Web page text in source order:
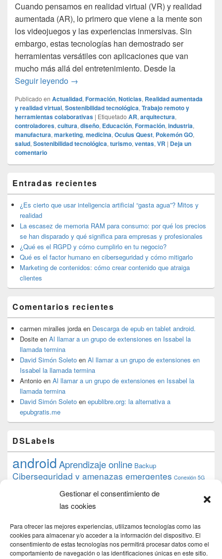
Gestionar el consentimiento de
las cookies
Para ofrecer las mejores experiencias, utilizamos tecnologías como las
cookies para almacenar y/o acceder a la información del dispositivo. El
consentimiento de estas tecnologías nos permitirá procesar datos como el
comportamiento de navegación o las identificaciones únicas en este sitio.
Cuando pensamos en realidad virtual (VR) y realidad
aumentada (AR), lo primero que viene a la mente son
los videojuegos y las experiencias inmersivas. Sin
embargo, estas tecnologías han demostrado ser
herramientas versátiles con aplicaciones que van
mucho más allá del entretenimiento. Desde la
Seguir leyendo Realidad virtual y aumentada:
→
Publicado en Actualidad, Formación, Noticias, Realidad aumentada
y realidad virtual, Sostenibilidad tecnológica, Trabajo remoto y
herramientas colaborativas | Etiquetado AR, arquitectura,
controladores, cultura, diseño, Educación, Formación, industria,
manufactura, marketing, medicina, Oculus Quest, Pokemón GO,
salud, Sostenibilidad tecnológica, turismo, ventas, VR | Deja un
comentario
área
de
widget
barra
lateral
primaria
Entradas recientes
¿Es cierto que usar inteligencia artificial “gasta agua”? Mitos y
realidad
La escasez de memoria RAM para consumo: por qué los precios
se han disparado y qué significa para empresas y profesionales
¿Qué es el RGPD y cómo cumplirlo en tu negocio?
Qué es el factor humano en ciberseguridad y cómo mitigarlo
Marketing de contenidos: cómo crear contenido que atraiga
clientes
Comentarios recientes
carmen miralles jorda en Descarga de epub en tablet android.
Dosite en Al llamar a un grupo de extensiones en Issabel la
llamada termina
David Simón Soleto en Al llamar a un grupo de extensiones en
Issabel la llamada termina
Antonio en Al llamar a un grupo de extensiones en Issabel la
llamada termina
David Simón Soleto en epublibre.org: la alternativa a
epubgratis.me
DSLabels
androidAprendizaje online Backup
Ciberseguridad y amenazas emergentes Conexión 5G
datos debian desarrollo web
Formación Google
iphone
proyecto PS4 python Raspberryraspberrypi
raspbian review Servidor Web Sostenibilidad
tecnológica